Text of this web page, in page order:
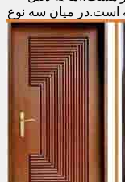
است.در میان سه نوع